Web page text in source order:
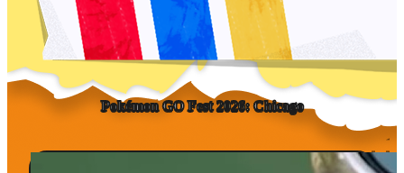
Pokémon GO Fest 2026: Chicago